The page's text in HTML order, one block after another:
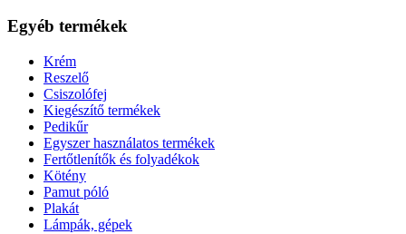
Egyéb termékek
Krém
Reszelő
Csiszolófej
Kiegészítő termékek
Pedikűr
Egyszer használatos termékek
Fertőtlenítők és folyadékok
Kötény
Pamut póló
Plakát
Lámpák, gépek